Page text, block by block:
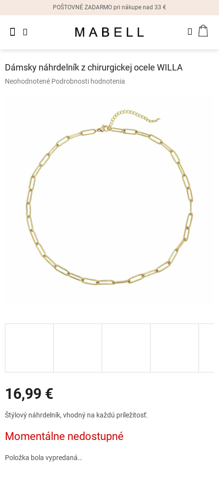
POŠTOVNÉ ZADARMO pri nákupe nad 33 €
Dámske
náušnice
Dámske
hodinky
Ostatné
Zľavy
Dámsky náhrdelník z chirurgickej ocele WILLA
Priemerné
Neohodnotené Podrobnosti hodnotenia
16,99 €
Jednotková
cena:
Štýlový náhrdelník, vhodný na každú príležitosť.
Momentálne nedostupné
Položka bola vypredaná…